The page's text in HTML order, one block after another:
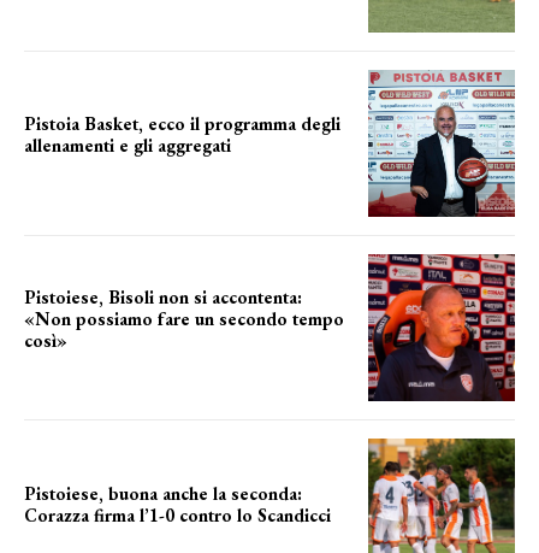
Pistoia Basket, ecco il programma degli
allenamenti e gli aggregati
Pistoiese, Bisoli non si accontenta:
«Non possiamo fare un secondo tempo
così»
Pistoiese, buona anche la seconda:
Corazza firma l’1-0 contro lo Scandicci